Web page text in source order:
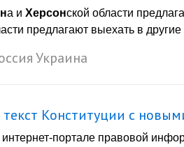
а и Херсонской области
предлагают выехать в другие
Украина
Конституции с
портале правовой